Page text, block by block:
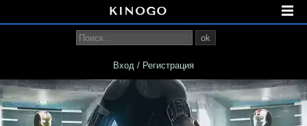
ok
Вход / Регистрация